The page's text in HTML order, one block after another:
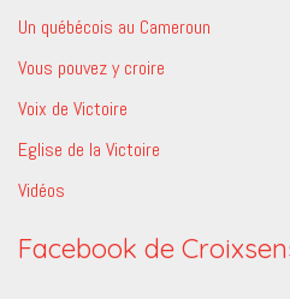
Un québécois au Cameroun
Vous pouvez y croire
Voix de Victoire
Eglise de la Victoire
Vidéos
Facebook de